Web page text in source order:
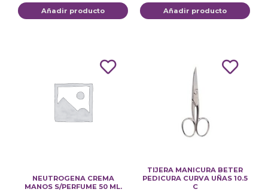
Añadir producto Añadir producto
NEUTROGENA CREMA
MANOS S/PERFUME 50 ML.
TIJERA MANICURA BETER
PEDICURA CURVA UÑAS 10.5
C